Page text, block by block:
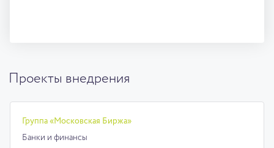
Проекты внедрения
Группа «Московская Биржа»
Банки и финансы